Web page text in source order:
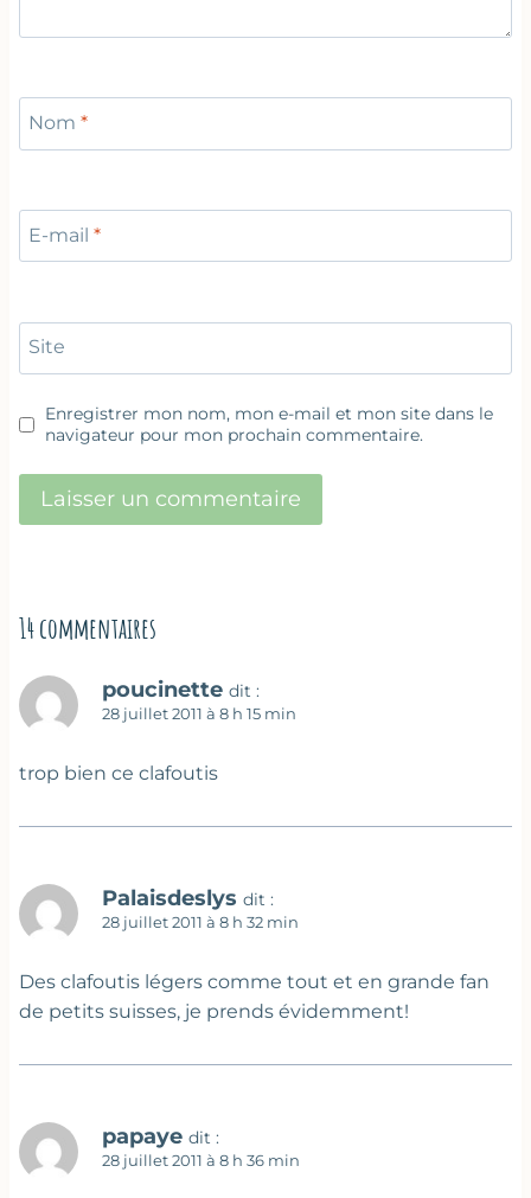
Nom *
E-mail *
Site
Enregistrer mon nom, mon e-mail et mon site dans le
navigateur pour mon prochain commentaire.
14 commentaires
poucinette dit :
28 juillet 2011 à 8 h 15 min
trop bien ce clafoutis
Palaisdeslys dit :
28 juillet 2011 à 8 h 32 min
Des clafoutis légers comme tout et en grande fan
de petits suisses, je prends évidemment!
papaye dit :
28 juillet 2011 à 8 h 36 min